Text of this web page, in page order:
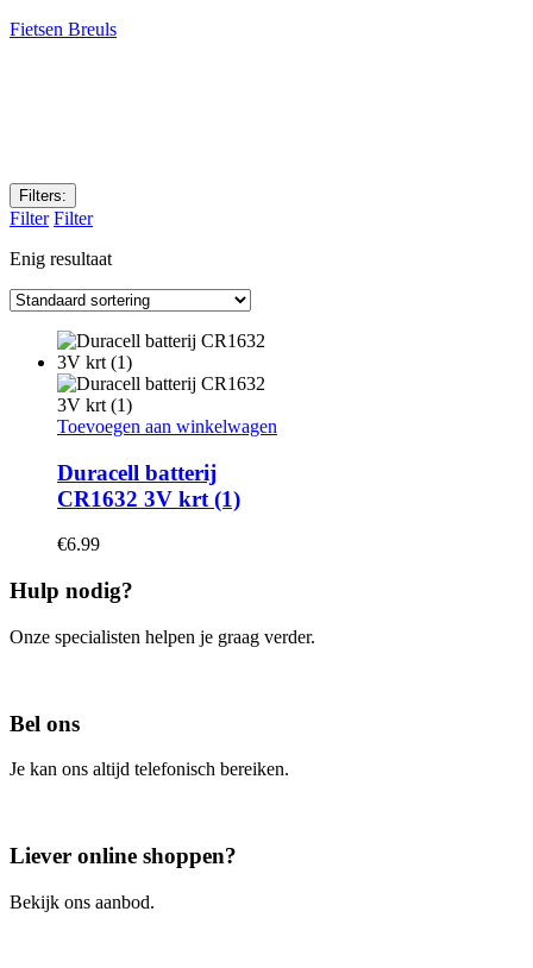
Fietsen Breuls
Filters:
Filter Filter
Enig resultaat
Toevoegen aan winkelwagen
Duracell batterij
CR1632 3V krt (1)
€6.99
Hulp nodig?
Onze specialisten helpen je graag verder.
Bel ons
Je kan ons altijd telefonisch bereiken.
Liever online shoppen?
Bekijk ons aanbod.